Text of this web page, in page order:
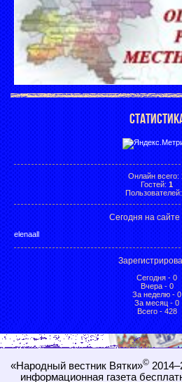
Онлайн всего:
Гостей: 1
Пользователей:
Сегодня на
elenaall
Сегодня - 0
Вчера - 0
За неделю - 0
За месяц - 0
Всего - 428
«Народный вестник Вятки»©
информационная газета